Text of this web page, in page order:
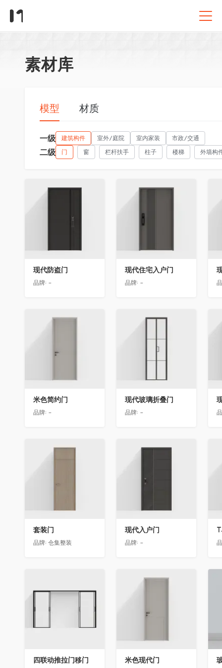
素材库
模型 材质
一级 建筑构件 室外/庭院 室内家装 市政/交通
二级 门 窗 栏杆扶手 柱子 楼梯 外墙构
收藏
现代防盗门
品牌: -
收藏
现代住宅入户门
品牌: -
收藏
米色简约门
品牌: -
收藏
现代玻璃折叠门
品牌: -
收藏
套装门
品牌: 仓集整装
收藏
现代入户门
品牌: -
四联动推拉门移门
收藏
米色现代门